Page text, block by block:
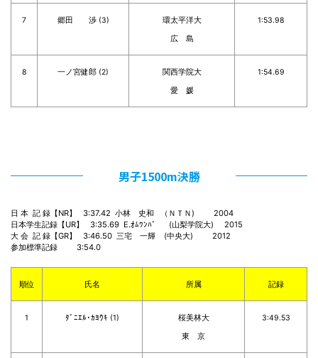
7 郷田 渉 (3)
環太平洋大
広 島
1:53.98
8 一ノ宮健郎 (2)
関西学院大
愛 媛
1:54.69
男子1500m決勝
日 本  記 録【NR】   3:37.42  小林　史和   （ＮＴＮ)         2004
日本学生記録【UR】   3:35.69  E.ｵﾑﾜﾝﾊﾞ      (山梨学院大)     2015
大 会  記 録【GR】   3:46.50  三宅　一輝    (中央大)         2012
参加標準記録         3:54.0
順位 氏名 所属 記録
1 ﾀﾞﾆｴﾙ･ｶﾖｳｷ (1)
桜美林大
東 京
3:49.53